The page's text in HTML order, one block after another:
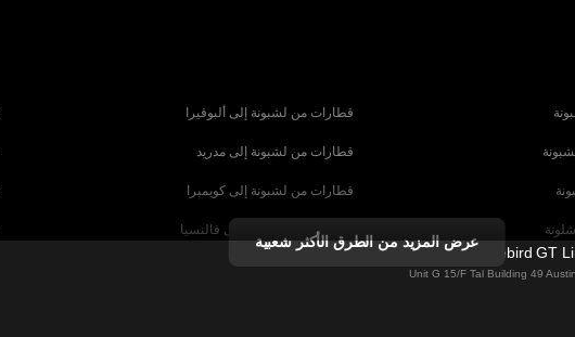
قطارات من لشبونة إلى ألبوفيرا
قطارات من لشبونة إلى مدريد
قطارات من لشبونة إلى كويمبرا
قطارات من برشلونة إلى فالنسيا
عرض المزيد من الطرق الأكثر شعبية
Firebird GT
Unit G 15/F Tal Building 49